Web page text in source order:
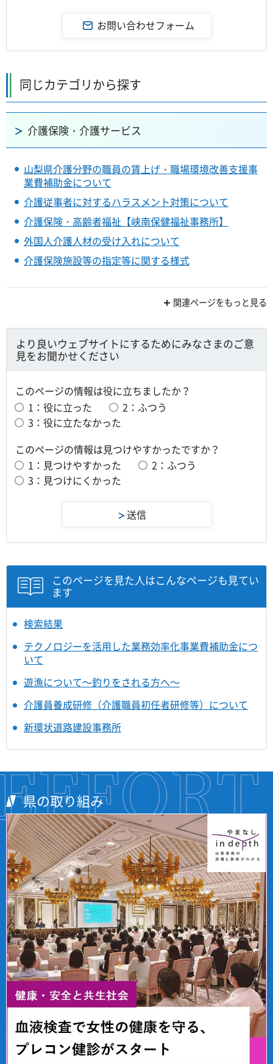
同じカテゴリから探す
介護保険・介護サービス
山梨県介護分野の職員の賃上げ・職場環境改善支援事
業費補助金について
介護従事者に対するハラスメント対策について
介護保険・高齢者福祉【峡南保健福祉事務所】
外国人介護人材の受け入れについて
介護保険施設等の指定等に関する様式
関連ページをもっと見る
より良いウェブサイトにするためにみなさまのご意
見をお聞かせください
このページの情報は役に立ちましたか？
1：役に立った
2：ふつう
3：役に立たなかった
このページの情報は見つけやすかったですか？
1：見つけやすかった
2：ふつう
3：見つけにくかった
このページを見た人はこんなページも見てい
ます
検索結果
テクノロジーを活用した業務効率化事業費補助金につ
いて
遊漁について～釣りをされる方へ～
介護員養成研修（介護職員初任者研修等）について
新環状道路建設事務所
県の取り組み